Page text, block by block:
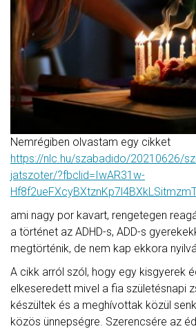
Nemrégiben olvastam egy cikket
https://nlc.hu/szabadido/20210626/
jatszoter/?fbclid=IwAR31w-
ami nagy por kavart, rengetegen
a történet az ADHD-s, ADD-s
megtörténik, de nem kap ekkora
A cikk arról szól, hogy egy kisgyerek
elkeseredett mivel a fia születésnapi
készültek és a meghívottak közül
közös ünnepségre. Szerencsére az